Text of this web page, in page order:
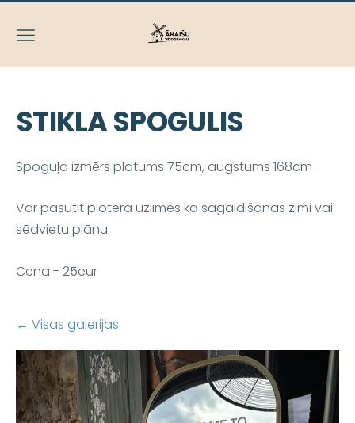
STIKLA SPOGULIS
Spoguļa izmērs platums 75cm, augstums 168cm
Var pasūtīt plotera uzlīmes kā sagaidīšanas zīmi vai
sēdvietu plānu.
Cena - 25eur
Visas galerijas